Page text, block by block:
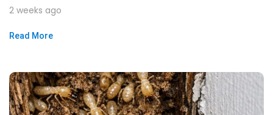
2 weeks ago
Read More